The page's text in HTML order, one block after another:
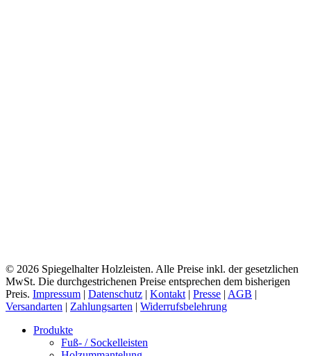
© 2026 Spiegelhalter Holzleisten. Alle Preise inkl. der gesetzlichen
MwSt. Die durchgestrichenen Preise entsprechen dem bisherigen
Preis. Impressum | Datenschutz | Kontakt | Presse | AGB |
Versandarten | Zahlungsarten | Widerrufsbelehrung
Close
Produkte
Fuß- / Sockelleisten